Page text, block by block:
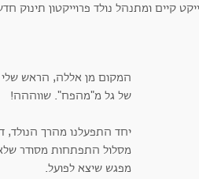
קיים ומתנהל נולד פרוייקטון תינוק
המקום מן אללה, הראש שלי
של גל מ"מהפח". שווההה!
יחד התפעלנו מהרך הנולד,
מסלול התפתחות מסודר
מפגש שיצא לפועל.